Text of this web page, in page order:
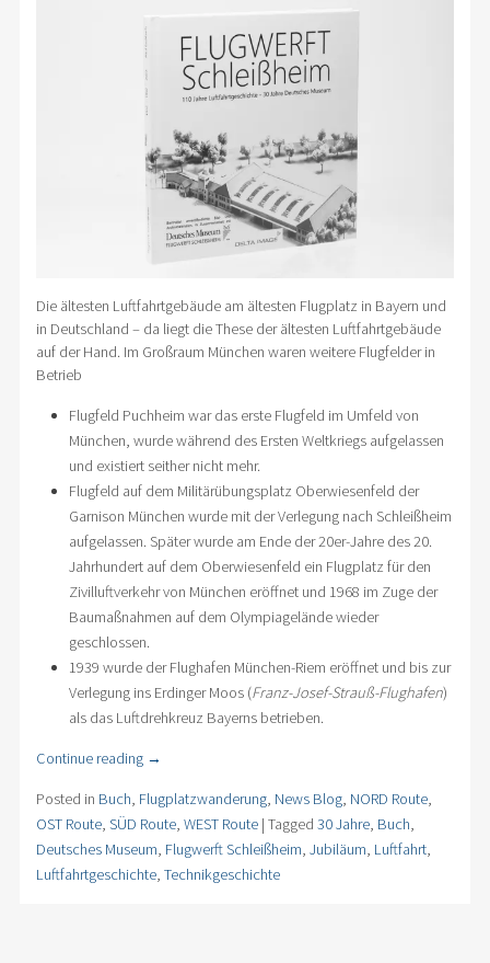
Die ältesten Luftfahrtgebäude am ältesten Flugplatz in Bayern und
in Deutschland – da liegt die These der ältesten Luftfahrtgebäude
auf der Hand. Im Großraum München waren weitere Flugfelder in
Betrieb
Flugfeld Puchheim war das erste Flugfeld im Umfeld von
München, wurde während des Ersten Weltkriegs aufgelassen
und existiert seither nicht mehr.
Flugfeld auf dem Militärübungsplatz Oberwiesenfeld der
Garnison München wurde mit der Verlegung nach Schleißheim
aufgelassen. Später wurde am Ende der 20er-Jahre des 20.
Jahrhundert auf dem Oberwiesenfeld ein Flugplatz für den
Zivilluftverkehr von München eröffnet und 1968 im Zuge der
Baumaßnahmen auf dem Olympiagelände wieder
geschlossen.
1939 wurde der Flughafen München-Riem eröffnet und bis zur
Verlegung ins Erdinger Moos (Franz-Josef-Strauß-Flughafen)
als das Luftdrehkreuz Bayerns betrieben.
Continue reading →
Posted in Buch, Flugplatzwanderung, News Blog, NORD Route,
OST Route, SÜD Route, WEST Route | Tagged 30 Jahre, Buch,
Deutsches Museum, Flugwerft Schleißheim, Jubiläum, Luftfahrt,
Luftfahrtgeschichte, Technikgeschichte